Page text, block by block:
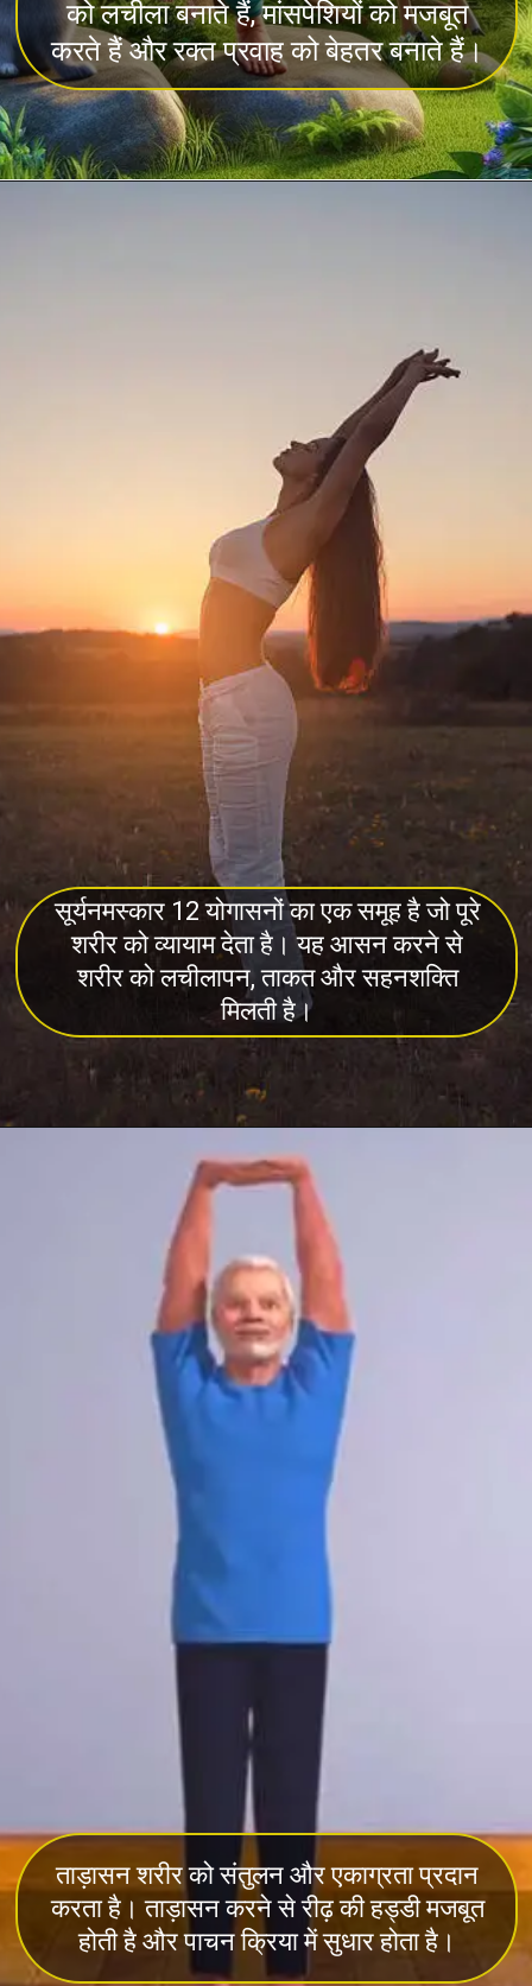
को लचीला बनाते हैं, मांसपेशियों को मजबूत
करते हैं और रक्त प्रवाह को बेहतर बनाते हैं।
सूर्यनमस्कार 12 योगासनों का एक समूह है जो पूरे
शरीर को व्यायाम देता है। यह आसन करने से
शरीर को लचीलापन, ताकत और सहनशक्ति
मिलती है।
ताड़ासनशरीर को संतुलन और एकाग्रता प्रदान
करता है। ताड़ासन करने से रीढ़ की हड्डी मजबूत
होती है और पाचन क्रिया में सुधार होता है।